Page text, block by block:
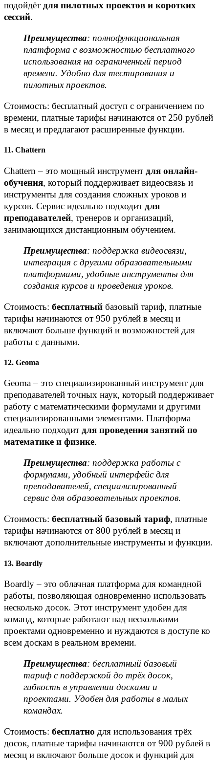
подойдёт для пилотных проектов и коротких
сессий.
Преимущества: полнофункциональная
платформа с возможностью бесплатного
использования на ограниченный период
времени. Удобно для тестирования и
пилотных проектов.
Стоимость: бесплатный доступ с ограничением по
времени, платные тарифы начинаются от 250 рублей
в месяц и предлагают расширенные функции.
11. Chattern
Chattern – это мощный инструмент для онлайн-
обучения, который поддерживает видеосвязь и
инструменты для создания сложных уроков и
курсов. Сервис идеально подходит для
преподавателей, тренеров и организаций,
занимающихся дистанционным обучением.
Преимущества: поддержка видеосвязи,
интеграция с другими образовательными
платформами, удобные инструменты для
создания курсов и проведения уроков.
Стоимость: бесплатный базовый тариф, платные
тарифы начинаются от 950 рублей в месяц и
включают больше функций и возможностей для
работы с данными.
12. Geoma
Geoma – это специализированный инструмент для
преподавателей точных наук, который поддерживает
работу с математическими формулами и другими
специализированными элементами. Платформа
идеально подходит для проведения занятий по
математике и физике.
Преимущества: поддержка работы с
формулами, удобный интерфейс для
преподавателей, специализированный
сервис для образовательных проектов.
Стоимость: бесплатный базовый тариф, платные
тарифы начинаются от 800 рублей в месяц и
включают дополнительные инструменты и функции.
13. Boardly
Boardly – это облачная платформа для командной
работы, позволяющая одновременно использовать
несколько досок. Этот инструмент удобен для
команд, которые работают над несколькими
проектами одновременно и нуждаются в доступе ко
всем доскам в реальном времени.
Преимущества: бесплатный базовый
тариф с поддержкой до трёх досок,
гибкость в управлении досками и
проектами. Удобен для работы в малых
командах.
Стоимость: бесплатно для использования трёх
досок, платные тарифы начинаются от 900 рублей в
месяц и включают больше досок и функций для